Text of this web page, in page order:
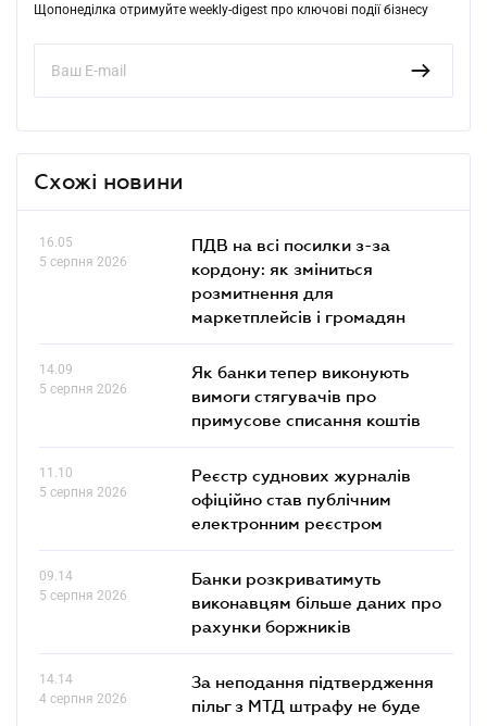
Щопонеділка отримуйте weekly-digest про ключові події бізнесу
Схожі новини
16.05
5 серпня 2026
ПДВ на всі посилки з-за
кордону: як зміниться
розмитнення для
маркетплейсів і громадян
14.09
5 серпня 2026
Як банки тепер виконують
вимоги стягувачів про
примусове списання коштів
11.10
5 серпня 2026
Реєстр суднових журналів
офіційно став публічним
електронним реєстром
09.14
5 серпня 2026
Банки розкриватимуть
виконавцям більше даних про
рахунки боржників
14.14
4 серпня 2026
За неподання підтвердження
пільг з МТД штрафу не буде